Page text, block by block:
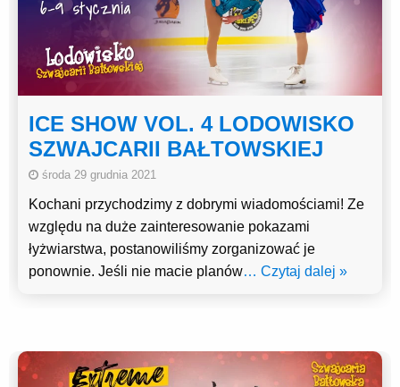
ICE SHOW VOL. 4 LODOWISKO
SZWAJCARII BAŁTOWSKIEJ
środa 29 grudnia 2021
Kochani przychodzimy z dobrymi wiadomościami! Ze
względu na duże zainteresowanie pokazami
łyżwiarstwa, postanowiliśmy zorganizować je
ponownie. Jeśli nie macie planów… Czytaj dalej »